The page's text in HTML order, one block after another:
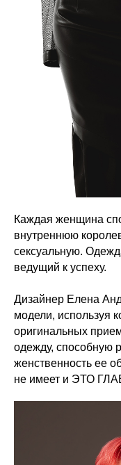
Каждая женщина
внутреннюю
сексуальную.
ведущий к успеху.
Дизайнер Елена
модели, используя
оригинальных
одежду, способную
женственность ее
не имеет и ЭТО